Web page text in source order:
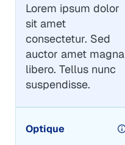
Lorem ipsum dolor
sit amet
consectetur. Sed
auctor amet magna
libero. Tellus nunc
suspendisse.
Optique